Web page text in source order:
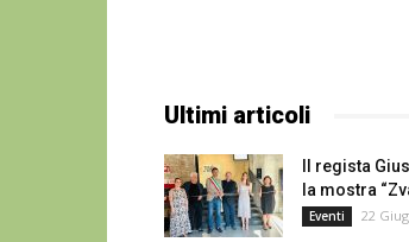
Ultimi articoli
Il regista
la mostra
Eventi 22